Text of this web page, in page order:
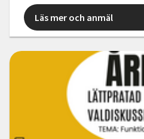
Läs mer och anmäl